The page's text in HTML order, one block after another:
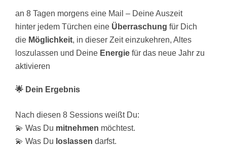
an 8 Tagen morgens eine Mail – Deine Auszeit
hinter jedem Türchen eine Überraschung für Dich
die Möglichkeit, in dieser Zeit einzukehren, Altes
loszulassen und Deine Energie für das neue Jahr zu
aktivieren
🌟 Dein Ergebnis
Nach diesen 8 Sessions weißt Du:
💫 Was Du mitnehmen möchtest.
💫 Was Du loslassen darfst.